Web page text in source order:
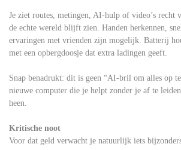
Je ziet routes, metingen, AI-hulp of video’s recht
de echte wereld blijft zien. Handen herkennen,
ervaringen met vrienden zijn mogelijk. Batterij
met een opbergdoosje dat extra ladingen geeft.
Snap benadrukt: dit is geen “AI-bril om alles op
nieuwe computer die je helpt zonder je af te
heen.
Kritische noot
Voor dat geld verwacht je natuurlijk iets